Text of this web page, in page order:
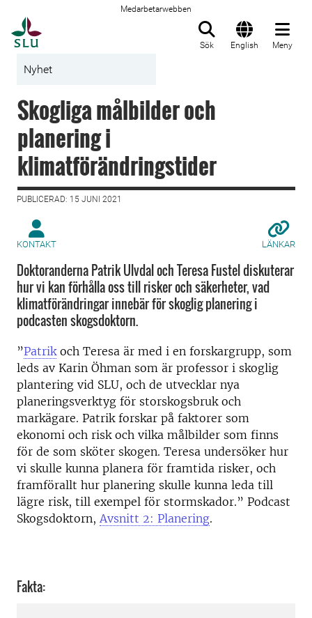
Medarbetarwebben
Sök English Meny
Nyhet
Skogliga målbilder och
planering i
klimatförändringstider
PUBLICERAD: 15 JUNI 2021
KONTAKT LÄNKAR
Doktoranderna Patrik Ulvdal och Teresa Fustel diskuterar
hur vi kan förhålla oss till risker och säkerheter, vad
klimatförändringar innebär för skoglig planering i
podcasten skogsdoktorn.
”Patrikoch Teresa är med i en forskargrupp, som
leds av Karin Öhman som är professor i skoglig
plantering vid SLU, och de utvecklar nya
planeringsverktyg för storskogsbruk och
markägare. Patrik forskar på faktorer som
ekonomi och risk och vilka målbilder som finns
för de som sköter skogen. Teresa undersöker hur
vi skulle kunna planera för framtida risker, och
framförallt hur planering skulle kunna leda till
lägre risk, till exempel för stormskador.” Podcast
Skogsdoktorn, Avsnitt 2: Planering.
Fakta: